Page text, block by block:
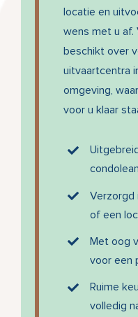
locatie en
wens met u af.
beschikt over
uitvaartcentra
omgeving,
voor u klaar
Verzorgd
of een
Met oog
voor een
Ruime
volledig